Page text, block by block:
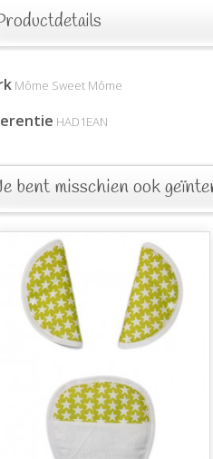
Môme Sweet Môme
HAD1EAN
bent misschien ook